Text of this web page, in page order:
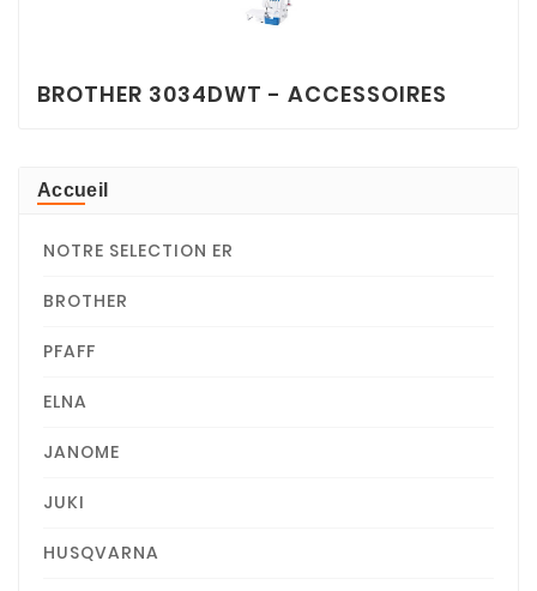
BROTHER 3034DWT - ACCESSOIRES
Accueil
NOTRE SELECTION ER
BROTHER
PFAFF
ELNA
JANOME
JUKI
HUSQVARNA